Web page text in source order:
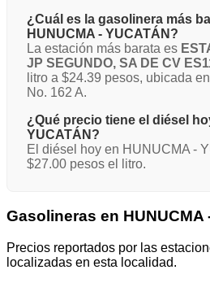
¿Cuál es la gasolinera más
HUNUCMA - YUCATÁN?
La estación más barata es
JP SEGUNDO, SA DE CV
litro a $24.39 pesos, ubicada
No. 162 A.
¿Qué precio tiene el diésel
YUCATÁN?
El diésel hoy en HUNUCMA -
$27.00 pesos el litro.
Gasolineras en HUNUCMA
Precios reportados por las
localizadas en esta localidad.